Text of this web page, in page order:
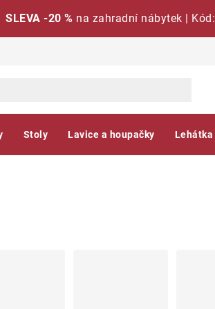
SLEVA -20 % na zahradní nábytek | Kód:
Stoly Lavice a houpačky Lehátka